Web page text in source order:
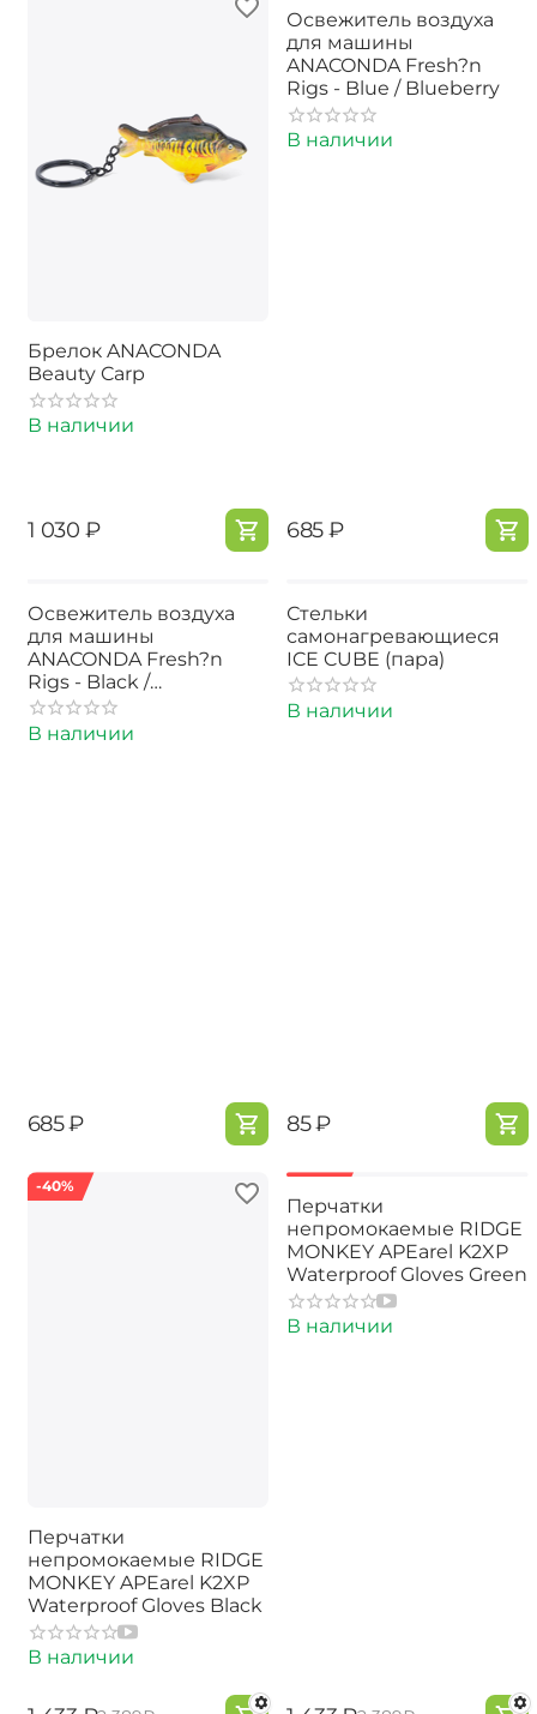
Брелок ANACONDA
Beauty Carp
В наличии
‍1 030‍ ₽
Освежитель воздуха
для машины
ANACONDA Fresh?n
Rigs - Blue / Blueberry
В наличии
‍685‍₽
Освежитель воздуха
для машины
ANACONDA Fresh?n
Rigs - Black /
Fisherman's Passion
В наличии
‍685‍₽
Стельки
самонагревающиеся
ICE CUBE (пара)
В наличии
‍85‍₽
-40%
Перчатки
непромокаемые RIDGE
MONKEY APEarel K2XP
Waterproof Gloves Black
В наличии
Перчатки
непромокаемые RIDGE
MONKEY APEarel K2XP
Waterproof Gloves Green
В наличии